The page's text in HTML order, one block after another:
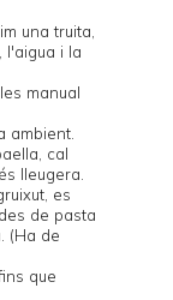
una truita,
l'aigua i la
manual
ambient.
cal
lleugera.
es
de pasta
(Ha de
que